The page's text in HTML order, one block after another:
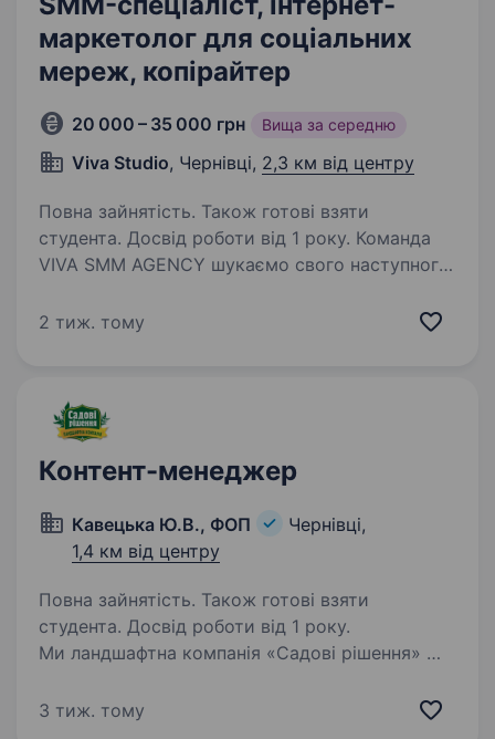
маркетолог для соціальних
мереж, копірайтер
20 000 – 35 000 грн Вища за середню
Viva Studio, Чернівці, 2,3 км від центру
Повна зайнятість. Також готові взяти
студента. Досвід роботи від 1 року. Команда
VIVA SMM AGENCY шукаємо свого наступного
почуттям смаку та світобаченням, тоді ми вже
плану…
2 тиж. тому
Контент-менеджер
Кавецька Ю.В., ФОП
Чернівці,
1,4 км від центру
Повна зайнятість. Також готові взяти
студента. Досвід роботи від 1 року.
Ми ландшафтна компанія «Садові рішення» —
Шукаємо кандидата на посаду контент-
3 тиж. тому